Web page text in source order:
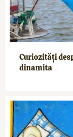
Curiozități
dinamita